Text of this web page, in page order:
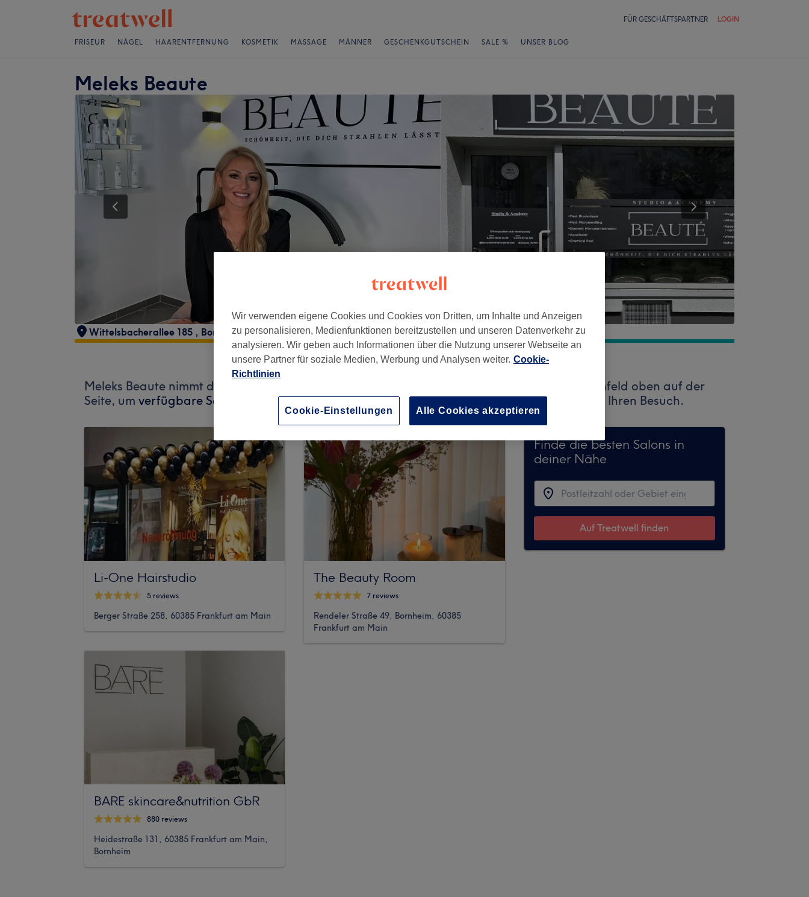
FÜR GESCHÄFTSPARTNER LOGIN
FRISEUR NÄGEL HAARENTFERNUNG KOSMETIK MASSAGE MÄNNER GESCHENKGUTSCHEIN SALE % UNSER BLOG
Meleks Beaute
Wittelsbacherallee 185 , Bornheim , Frankfurt am Main, 60385
Meleks Beaute nimmt derzeit keine Buchungen über Treatwell entgegen. Nutzen Sie das Suchfeld oben auf der
Seite, um verfügbare Salons in Ihrer Nähe zu finden. Dort warten viele erstklassige Profis auf Ihren Besuch.
Li-One Hairstudio
5 reviews
Berger Straße 258, 60385 Frankfurt am Main
BARE skincare&nutrition GbR
880 reviews
Heidestraße 131, 60385 Frankfurt am Main,
Bornheim
The Beauty Room
7 reviews
Rendeler Straße 49, Bornheim, 60385
Frankfurt am Main
Finde die besten Salons in
deiner Nähe
Auf Treatwell finden
Wir verwenden eigene Cookies und Cookies von Dritten, um Inhalte und Anzeigen
zu personalisieren, Medienfunktionen bereitzustellen und unseren Datenverkehr zu
analysieren. Wir geben auch Informationen über die Nutzung unserer Webseite an
unsere Partner für soziale Medien, Werbung und Analysen weiter. Cookie-
Richtlinien
Cookie-Einstellungen Alle Cookies akzeptieren